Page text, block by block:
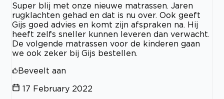
Super blij met onze nieuwe matrassen. Jaren
rugklachten gehad en dat is nu over. Ook geeft
Gijs goed advies en komt zijn afspraken na. Hij
heeft zelfs sneller kunnen leveren dan verwacht.
De volgende matrassen voor de kinderen gaan
we ook zeker bij Gijs bestellen.
Beveelt aan
17 February 2022